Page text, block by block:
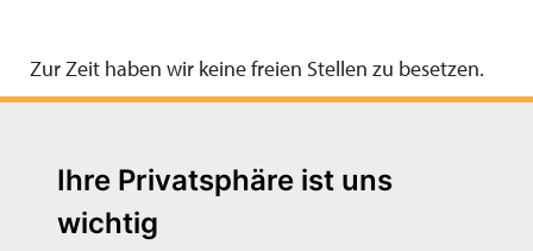
Ihre Privatsphäre ist uns
wichtig
Zur Zeit haben wir keine freien Stellen zu besetzen.